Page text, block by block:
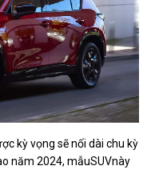
kỳ vọng sẽ nối dài chu kỳ
năm 2024, mẫuSUVnày